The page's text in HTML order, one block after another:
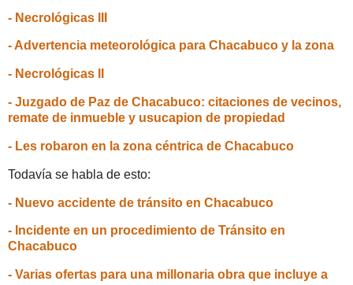
- Necrológicas III
- Advertencia meteorológica para Chacabuco y la zona
- Necrológicas II
- Juzgado de Paz de Chacabuco: citaciones de vecinos,
remate de inmueble y usucapion de propiedad
- Les robaron en la zona céntrica de Chacabuco
Todavía se habla de esto:
- Nuevo accidente de tránsito en Chacabuco
- Incidente en un procedimiento de Tránsito en
Chacabuco
- Varias ofertas para una millonaria obra que incluye a